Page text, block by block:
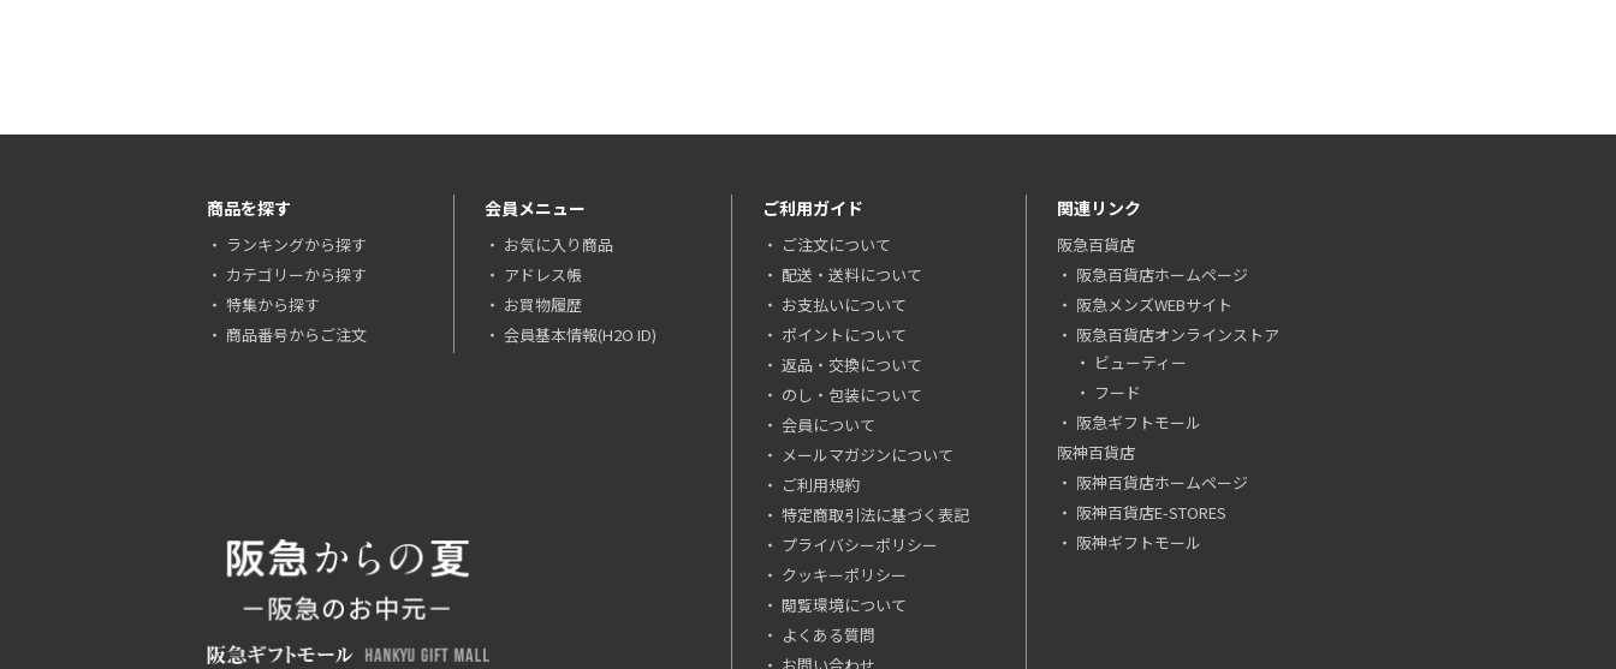
商品を探す
ランキングから探す
カテゴリーから探す
特集から探す
商品番号からご注文
会員メニュー
お気に入り商品
アドレス帳
お買物履歴
会員基本情報(H2O ID)
ご利用ガイド
ご注文について
配送・送料について
お支払いについて
ポイントについて
返品・交換について
のし・包装について
会員について
メールマガジンについて
ご利用規約
特定商取引法に基づく表記
プライバシーポリシー
クッキーポリシー
閲覧環境について
よくある質問
関連リンク
阪急百貨店
阪急百貨店ホームページ
阪急メンズWEBサイト
阪急百貨店オンラインストア
ビューティー
フード
阪急ギフトモール
阪神百貨店
阪神百貨店ホームページ
阪神百貨店E-STORES
阪神ギフトモール